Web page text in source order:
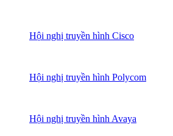
Hội nghị truyền hình Cisco
Hội nghị truyền hình Polycom
Hội nghị truyền hình Avaya